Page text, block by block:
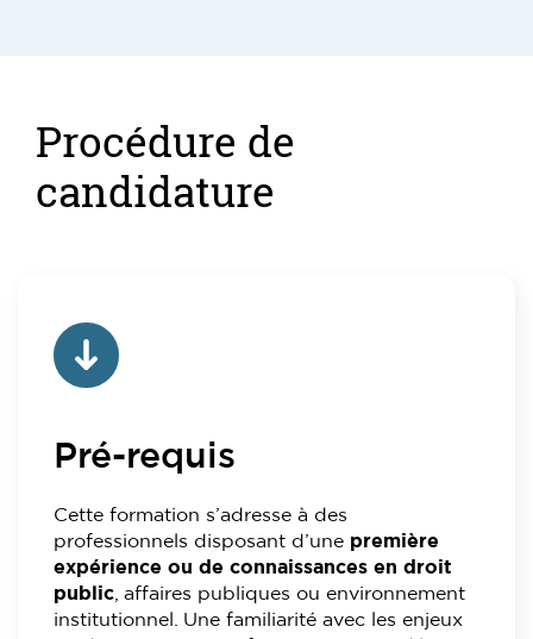
Procédure de
candidature
Pré-requis
Cette formation s’adresse à des
professionnels disposant d’une première
expérience ou de connaissances en droit
public , affaires publiques ou environnement
institutionnel. Une familiarité avec les enjeux